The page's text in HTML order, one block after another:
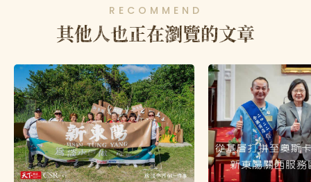
RECOMMEND
其他人也正在瀏覽的文章